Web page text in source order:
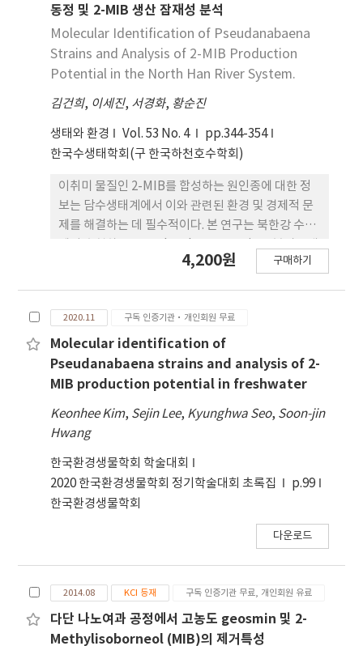
Pseudanabaena redekei. The experimental
cyanobacteria strains were separated from
the Uiam Reservoir (North Han River) and
cultured in the BG-11 medium. Temperature
was set to 10, 15, 20, 25, and 30℃ for the
experiment, in the reflection of the seasonal
water temperature variation in situ. For each
temperature treatment, cyanobacterial
biomass (Chl-a) and 2-MIB concentration
(intra-cellular and extra-cellular fractions)
were measured every 2 days for 18 days. Both
maximal growth and total 2-MIB production
of P. redekei appeared at 30℃. While intra-
cellular 2-MIB contents were similar (26~29
higher only in high temperature conditions
(25~30℃), indicating that the extents of 2-
MIB biosynthesis and release by P. redekei
vary with temperature. The 2-MIB
low-temperature conditions (10~15℃) than
high temperature conditions (25~30℃). This
study demonstrated that temperature was a
critical factor contributing to 2-MIB
biosynthesis and its release in cell growth
(r=0.605, p<0.01). These results are important
to understand the dynamics of 2-MIB in the
field and thereby provide basic information
water resources.
동정 및 2-MIB 생산 잠재성 분석
Molecular Identification of Pseudanabaena
Strains and Analysis of 2-MIB Production
Potential in the North Han River System.
김건희, 이세진, 서경화, 황순진
생태와 환경 Vol. 53 No. 4
pp.344-354
한국수생태학회(구 한국하천호수학회)
이취미 물질인 2-MIB를 합성하는 원인종에 대한 정
보는 담수생태계에서 이와 관련된 환경 및 경제적 문
제를 해결하는 데 필수적이다. 본 연구는 북한강 수계
양하고, 16S rDNA 염기서열을 이용하여 종 수준의
리, 조암면, 의암호 지역)에서 분리한
Pseudanabaena strain은 총 11개로서
NHUA201911과 NHPD201909 strain을 제외하고
단일세포의 크기는 서로 유사하였다. 그러나 16S
를 분석한 결과, 분리된 strain들은 총 5개 종 (P.
cinerea, P. yagii, P. mucicola, P. galeata, P.
redekei)으 로 분류되었다 (40~55% 유사도). 2-
MIB를 합성하는 mibC 유전자는 P. cinerea 07
strain (NHUA202007-07)와 P. yagii
에서만 발견 되었으며, 가스크로마토그래피 분석에
물학적 수준에서 북한강 수역에서 발생하는
Pseudanabaena속 남조류의 다양도에 대한 증거를
제공하는 연구로서 북한강 수계에서 2-MIB 생산 원
4,200원 구매하기
2020.11 구독 인증기관·개인회원 무료
Molecular identification of
Pseudanabaena strains and analysis of 2-
MIB production potential in freshwater
Keonhee Kim, Sejin Lee, Kyunghwa Seo, Soon-jin
Hwang
한국환경생물학회 학술대회
2020 한국환경생물학회 정기학술대회 초록집
p.99
한국환경생물학회
다운로드
2014.08 KCI 등재 구독 인증기관 무료, 개인회원 유료
다단 나노여과 공정에서 고농도 geosmin 및 2-
Methylisoborneol (MIB)의 제거특성